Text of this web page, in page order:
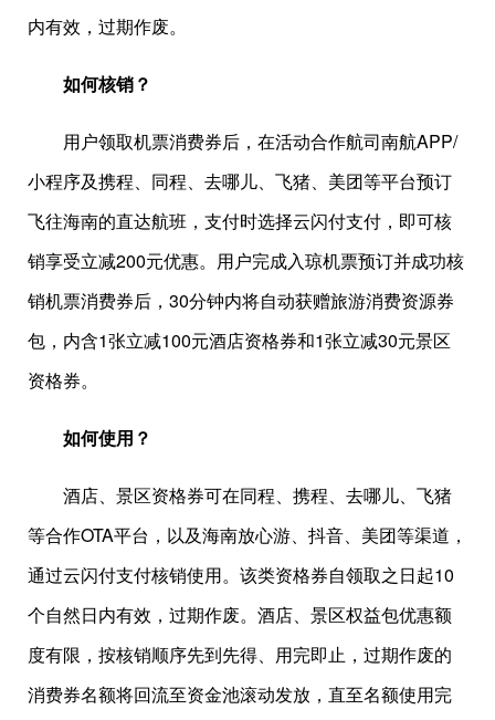
内有效，过期作废。
如何核销？
用户领取机票消费券后，在活动合作航司南航APP/
小程序及携程、同程、去哪儿、飞猪、美团等平台预订
飞往海南的直达航班，支付时选择云闪付支付，即可核
销享受立减200元优惠。用户完成入琼机票预订并成功核
销机票消费券后，30分钟内将自动获赠旅游消费资源券
包，内含1张立减100元酒店资格券和1张立减30元景区
资格券。
如何使用？
酒店、景区资格券可在同程、携程、去哪儿、飞猪
等合作OTA平台，以及海南放心游、抖音、美团等渠道，
通过云闪付支付核销使用。该类资格券自领取之日起10
个自然日内有效，过期作废。酒店、景区权益包优惠额
度有限，按核销顺序先到先得、用完即止，过期作废的
消费券名额将回流至资金池滚动发放，直至名额使用完